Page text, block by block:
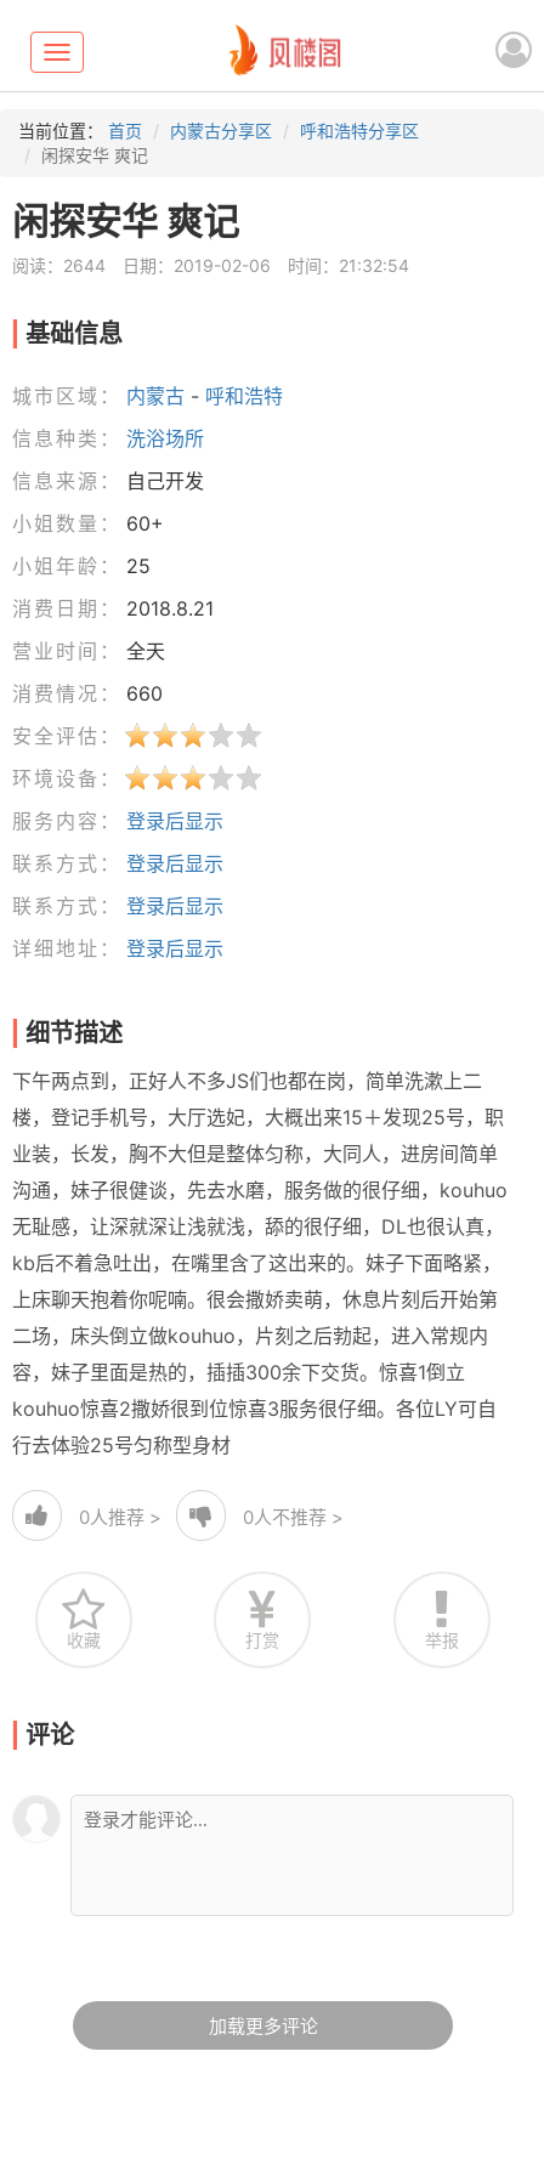
Toggle
navigation
当前位置： 首页 内蒙古分享区
呼和浩特分享区
闲探安华 爽记
闲探安华 爽记
阅读：2644 日期：2019-02-06 时间：21:32:54
基础信息
城市区域： 内蒙古 - 呼和浩特
信息种类：
洗浴场所
信息来源：
自己开发
小姐数量：
60+
小姐年龄：
25
消费日期：
2018.8.21
营业时间：
全天
消费情况：
660
安全评估：
环境设备：
服务内容：
登录后显示
联系方式：
登录后显示
联系方式：
登录后显示
详细地址：
登录后显示
细节描述
下午两点到，正好人不多JS们也都在岗，简单洗漱上二
楼，登记手机号，大厅选妃，大概出来15＋发现25号，职
业装，长发，胸不大但是整体匀称，大同人，进房间简单
沟通，妹子很健谈，先去水磨，服务做的很仔细，kouhuo
无耻感，让深就深让浅就浅，舔的很仔细，DL也很认真，
kb后不着急吐出，在嘴里含了这出来的。妹子下面略紧，
上床聊天抱着你呢喃。很会撒娇卖萌，休息片刻后开始第
二场，床头倒立做kouhuo，片刻之后勃起，进入常规内
容，妹子里面是热的，插插300余下交货。惊喜1倒立
kouhuo惊喜2撒娇很到位惊喜3服务很仔细。各位LY可自
行去体验25号匀称型身材
0人推荐 > 0人不推荐 >
收藏 打赏 举报
评论
加载更多评论